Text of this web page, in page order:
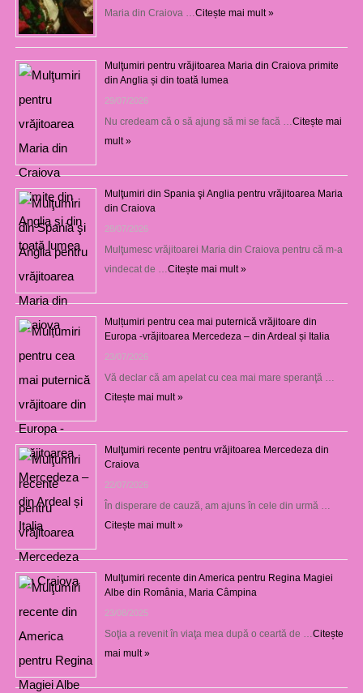
Maria din Craiova … Citește mai mult »
Mulţumiri pentru vrăjitoarea Maria din Craiova primite
din Anglia și din toată lumea
29/07/2026
Nu credeam că o să ajung să mi se facă … Citește mai
mult »
Mulţumiri din Spania şi Anglia pentru vrăjitoarea Maria
din Craiova
28/07/2026
Mulţumesc vrăjitoarei Maria din Craiova pentru că m-a
vindecat de … Citește mai mult »
Mulțumiri pentru cea mai puternică vrăjitoare din
Europa -vrăjitoarea Mercedeza – din Ardeal și Italia
23/07/2026
Vă declar că am apelat cu cea mai mare speranţă …
Citește mai mult »
Mulţumiri recente pentru vrăjitoarea Mercedeza din
Craiova
22/07/2026
În disperare de cauză, am ajuns în cele din urmă …
Citește mai mult »
Mulţumiri recente din America pentru Regina Magiei
Albe din România, Maria Câmpina
23/08/2025
Soţia a revenit în viaţa mea după o ceartă de … Citește
mai mult »